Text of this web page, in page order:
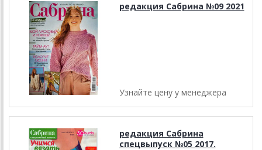
редакция Сабрина №09 2021
Узнайте цену у менеджера
редакция Сабрина
спецвыпуск №05 2017.